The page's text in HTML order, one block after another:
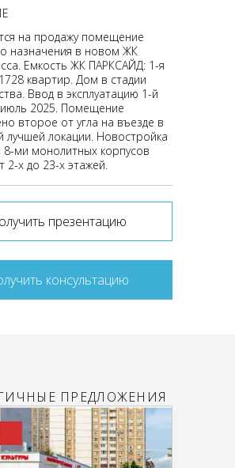
на продажу помещение
назначения в новом ЖК
Емкость ЖК ПАРКСАЙД: 1-я
квартир. Дом в стадии
Ввод в эксплуатацию 1-й
2025. Помещение
второе от угла на въезде в
лучшей локации. Новостройка
8-ми монолитных корпусов
2-х до 23-х этажей.
презентацию
консультацию
ПРЕДЛОЖЕНИЯ